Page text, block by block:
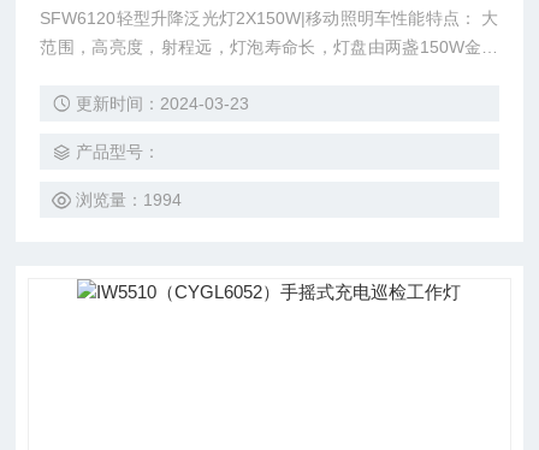
SFW6120轻型升降泛光灯2X150W|移动照明车性能特点： 大
范围，高亮度，射程远，灯泡寿命长，灯盘由两盏150W金卤
升起高度3米；每盏灯可单独做上下、左右调节，整个灯盘以
更新时间：2024-03-23
产品型号：
浏览量：1994